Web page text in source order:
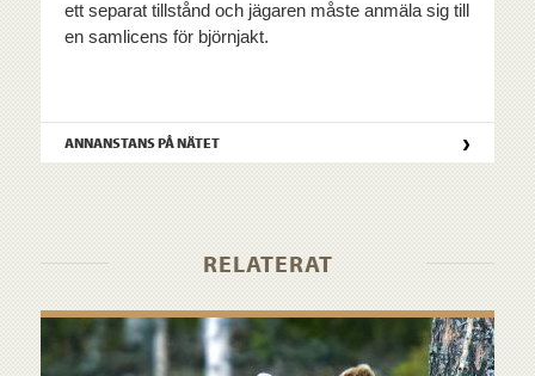
ett separat tillstånd och jägaren måste anmäla sig till
en samlicens för björnjakt.
ANNANSTANS PÅ NÄTET ›
RELATERAT